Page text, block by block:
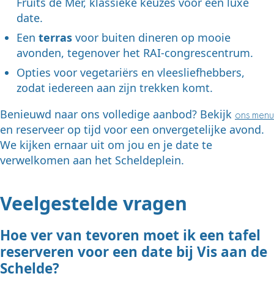
date.
Een terras voor buiten dineren op mooie
avonden, tegenover het RAI-congrescentrum.
Opties voor vegetariërs en vleesliefhebbers,
zodat iedereen aan zijn trekken komt.
Benieuwd naar ons volledige aanbod? Bekijk ons menu
en reserveer op tijd voor een onvergetelijke avond.
We kijken ernaar uit om jou en je date te
verwelkomen aan het Scheldeplein.
Veelgestelde vragen
Hoe ver van tevoren moet ik een tafel
reserveren voor een date bij Vis aan de
Schelde?